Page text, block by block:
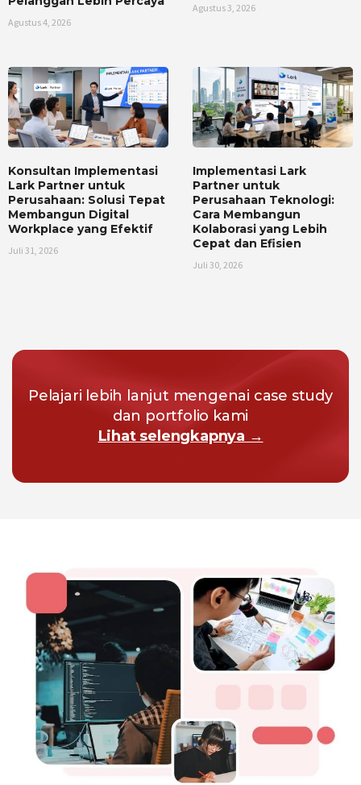
Agustus 4, 2026
Agustus 3, 2026
Konsultan Implementasi
Lark Partner untuk
Perusahaan: Solusi Tepat
Membangun Digital
Workplace yang Efektif
Juli 31, 2026
Implementasi Lark
Partner untuk
Perusahaan Teknologi:
Cara Membangun
Kolaborasi yang Lebih
Cepat dan Efisien
Juli 30, 2026
Pelajari lebih lanjut mengenai case study
dan portfolio kami
Lihat selengkapnya →